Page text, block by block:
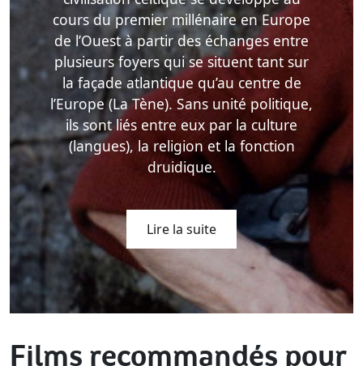
cours du premier millénaire en Europe
de l’Ouest à partir des échanges entre
plusieurs foyers qui se situent tant sur
la façade atlantique qu’au centre de
l’Europe (La Tène). Sans unité politique,
ils sont liés entre eux par la culture
(langues), la religion et la fonction
druidique.
Lire la suite
Films recommandés pour